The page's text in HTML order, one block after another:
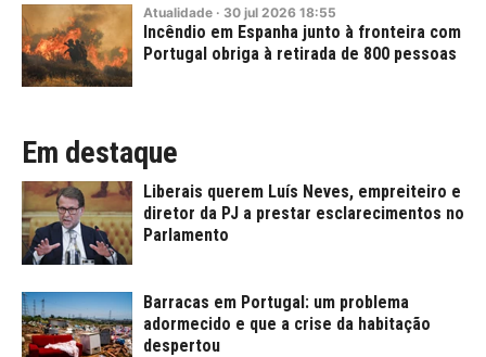
Atualidade · 30 jul 2026 18:55
Incêndio em Espanha junto à fronteira com
Portugal obriga à retirada de 800 pessoas
Em destaque
Liberais querem Luís Neves, empreiteiro e
diretor da PJ a prestar esclarecimentos no
Parlamento
Barracas em Portugal: um problema
adormecido e que a crise da habitação
despertou